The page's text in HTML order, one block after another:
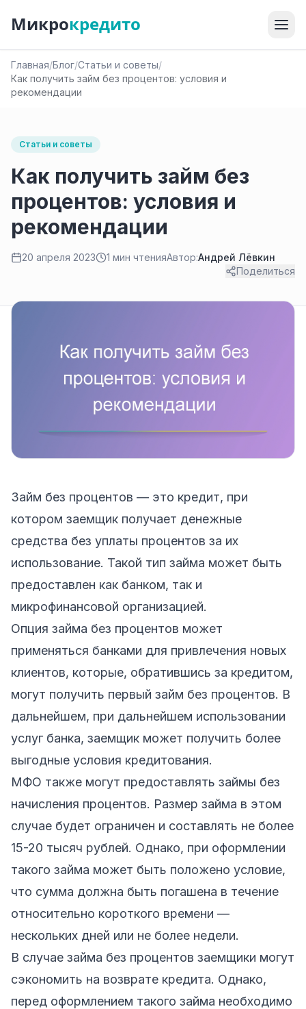
Микрокредито
Главная/Блог/Статьи и советы/
Как получить займ без процентов: условия и
рекомендации
Статьи и советы
Как получить займ без
процентов: условия и
рекомендации
20 апреля 2023 1 мин чтенияАвтор:Андрей Лёвкин
Поделиться
Займ без процентов — это кредит, при
котором заемщик получает денежные
средства без уплаты процентов за их
использование. Такой тип займа может быть
предоставлен как банком, так и
микрофинансовой организацией.
Опция займа без процентов может
применяться банками для привлечения новых
клиентов, которые, обратившись за кредитом,
могут получить первый займ без процентов. В
дальнейшем, при дальнейшем использовании
услуг банка, заемщик может получить более
выгодные условия кредитования.
МФО также могут предоставлять займы без
начисления процентов. Размер займа в этом
случае будет ограничен и составлять не более
15-20 тысяч рублей. Однако, при оформлении
такого займа может быть положено условие,
что сумма должна быть погашена в течение
относительно короткого времени —
нескольких дней или не более недели.
В случае займа без процентов заемщики могут
сэкономить на возврате кредита. Однако,
перед оформлением такого займа необходимо